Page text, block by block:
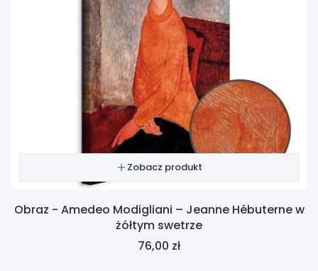
Zobacz produkt
Obraz - Amedeo Modigliani – Jeanne Hébuterne w
żółtym swetrze
Cena
76,00 zł